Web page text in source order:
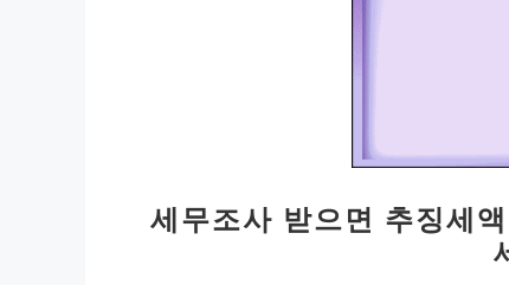
세무조사 받으면 추징세